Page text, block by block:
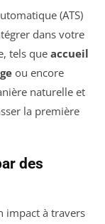
(ATS)
dans votre
tels que accueil
ou encore
naturelle et
la première
des
impact à travers